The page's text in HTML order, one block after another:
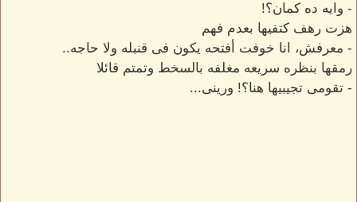
- وايه ده كمان؟!
هزت رهف كتفيها بعدم فهم
- معرفش، انا خوفت أفتحه يكون فى قنبله ولا حاجه..
رمقها بنظره سريعه مغلفه بالسخط وتمتم قائلا
- تقومى تجيبيها هنا؟! ورينى...